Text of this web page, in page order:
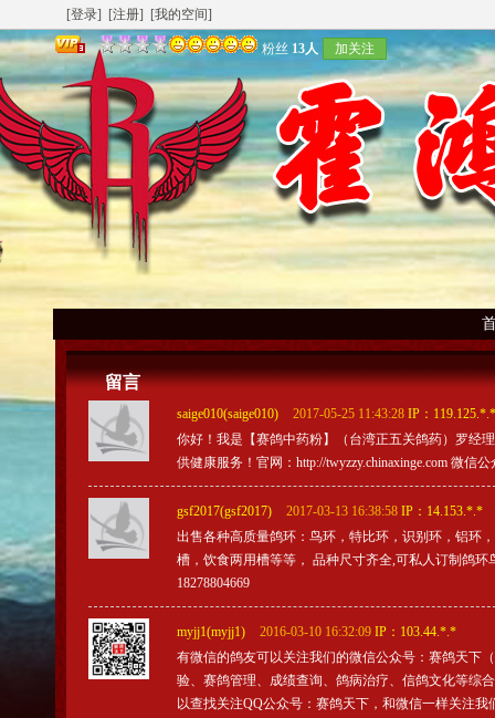
[登录] [注册] [我的空间]
粉丝 13人 加关注
留言
saige010(saige010) 2017-05-25 11:43:28 IP：119.125.*.*
你好！我是【赛鸽中药粉】（台湾正五关鸽药）罗经
供健康服务！官网：http://twyzzy.chinaxinge.com 微信公
gsf2017(gsf2017) 2017-03-13 16:38:58 IP：14.153.*.*
出售各种高质量鸽环：鸟环，特比环，识别环，铝环
槽，饮食两用槽等等， 品种尺寸齐全,可私人订制鸽环
18278804669
myjj1(myjj1) 2016-03-10 16:32:09 IP：103.44.*.*
有微信的鸽友可以关注我们的微信公众号：赛鸽天下
验、赛鸽管理、成绩查询、鸽病治疗、信鸽文化等综
以查找关注QQ公众号：赛鸽天下，和微信一样关注